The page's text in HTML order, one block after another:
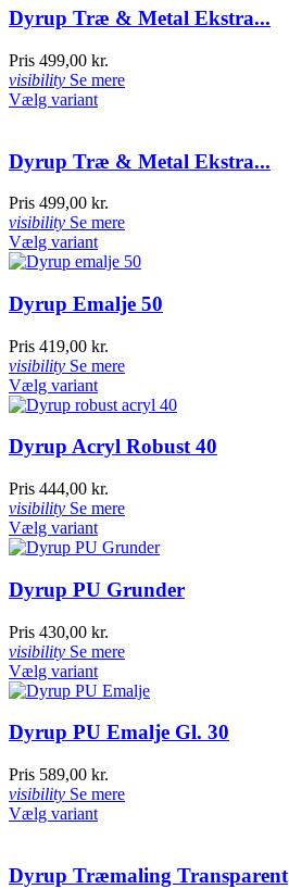
Dyrup Træ & Metal Ekstra...
Pris 499,00 kr.
visibility Se mere
Vælg variant
Dyrup Træ & Metal Ekstra...
Pris 499,00 kr.
visibility Se mere
Vælg variant
Dyrup Emalje 50
Pris 419,00 kr.
visibility Se mere
Vælg variant
Dyrup Acryl Robust 40
Pris 444,00 kr.
visibility Se mere
Vælg variant
Dyrup PU Grunder
Pris 430,00 kr.
visibility Se mere
Vælg variant
Dyrup PU Emalje Gl. 30
Pris 589,00 kr.
visibility Se mere
Vælg variant
Dyrup Træmaling Transparent